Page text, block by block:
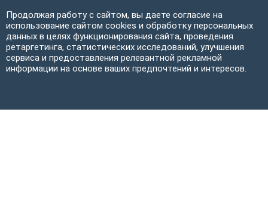
Продолжая работу с сайтом, вы даете согласие на
использование сайтом cookies и обработку персональных
данных в целях функционирования сайта, проведения
ретаргетинга, статистических исследований, улучшения
сервиса и предоставления релевантной рекламной
информации на основе ваших предпочтений и интересов.